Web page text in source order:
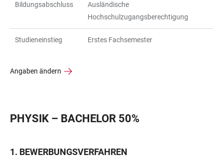
Bildungsabschluss
Ausländische
Hochschulzugangsberechtigung
Studieneinstieg Erstes Fachsemester
Angaben ändern
PHYSIK – BACHELOR 50%
BEWERBUNGSVERFAHREN